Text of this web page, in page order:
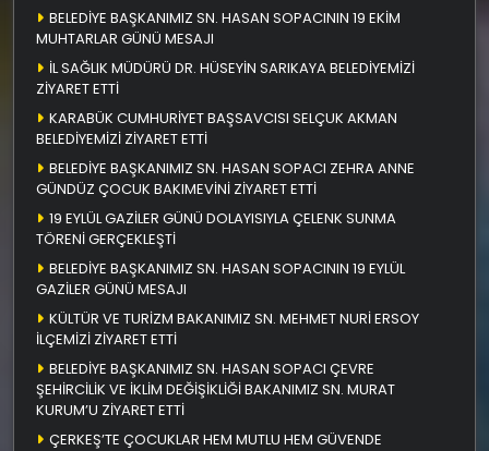
BELEDİYE BAŞKANIMIZ SN. HASAN SOPACININ 19 EKİM
MUHTARLAR GÜNÜ MESAJI
İL SAĞLIK MÜDÜRÜ DR. HÜSEYİN SARIKAYA BELEDİYEMİZİ
ZİYARET ETTİ
KARABÜK CUMHURİYET BAŞSAVCISI SELÇUK AKMAN
BELEDİYEMİZİ ZİYARET ETTİ
BELEDİYE BAŞKANIMIZ SN. HASAN SOPACI ZEHRA ANNE
GÜNDÜZ ÇOCUK BAKIMEVİNİ ZİYARET ETTİ
19 EYLÜL GAZİLER GÜNÜ DOLAYISIYLA ÇELENK SUNMA
TÖRENİ GERÇEKLEŞTİ
BELEDİYE BAŞKANIMIZ SN. HASAN SOPACININ 19 EYLÜL
GAZİLER GÜNÜ MESAJI
KÜLTÜR VE TURİZM BAKANIMIZ SN. MEHMET NURİ ERSOY
İLÇEMİZİ ZİYARET ETTİ
BELEDİYE BAŞKANIMIZ SN. HASAN SOPACI ÇEVRE
ŞEHİRCİLİK VE İKLİM DEĞİŞİKLİĞİ BAKANIMIZ SN. MURAT
KURUM’U ZİYARET ETTİ
ÇERKEŞ’TE ÇOCUKLAR HEM MUTLU HEM GÜVENDE